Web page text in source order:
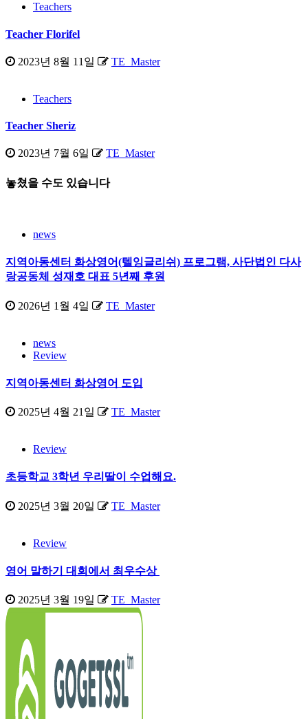
Teachers
Teacher Florifel
2023년 8월 11일 TE_Master
Teachers
Teacher Sheriz
2023년 7월 6일 TE_Master
놓쳤을 수도 있습니다
news
지역아동센터 화상영어(텔잉글리쉬) 프로그램, 사단법인 다사
랑공동체 성재호 대표 5년째 후원
2026년 1월 4일 TE_Master
news
Review
지역아동센터 화상영어 도입
2025년 4월 21일 TE_Master
Review
초등학교 3학년 우리딸이 수업해요.
2025년 3월 20일 TE_Master
Review
영어 말하기 대회에서 최우수상
2025년 3월 19일 TE_Master